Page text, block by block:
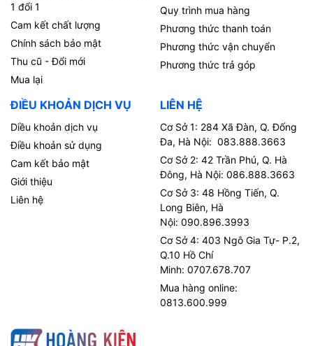
1 đổi 1
Cam kết chất lượng
Chính sách bảo mật
Thu cũ - Đổi mới
Mua lại
Quy trình mua hàng
Phương thức thanh toán
Phương thức vận chuyển
Phương thức trả góp
ĐIỀU KHOẢN DỊCH VỤ
Diều khoản dịch vụ
Điều khoản sử dụng
Cam kết bảo mật
Giới thiệu
Liên hệ
LIÊN HỆ
Cơ Sở 1: 284 Xã Đàn, Q. Đống
Đa, Hà Nội: 083.888.3663
Cơ Sở 2: 42 Trần Phú, Q. Hà
Đông, Hà Nội: 086.888.3663
Cơ Sở 3: 48 Hồng Tiến, Q.
Long Biên, Hà
Nội: 090.896.3993
Cơ Sở 4: 403 Ngô Gia Tự- P.2,
Q.10 Hồ Chí
Minh: 0707.678.707
Mua hàng online:
0813.600.999